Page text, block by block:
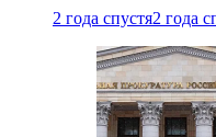
2 года спустя2 года